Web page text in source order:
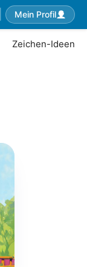
Mein Profil
Zeichen-Ideen